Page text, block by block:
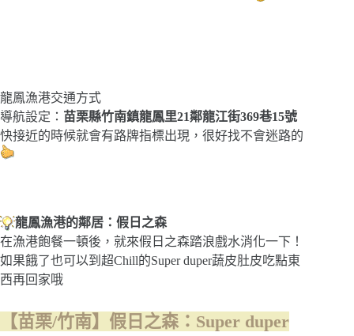
龍鳳漁港交通方式
導航設定： 苗栗縣竹南鎮龍鳳里21鄰龍江街369巷15號
快接近的時候就會有路牌指標出現，很好找不會迷路的
龍鳳漁港的鄰居：假日之森
在漁港飽餐一頓後，就來假日之森踏浪戲水消化一下！
如果餓了也可以到超Chill的Super duper蔬皮肚皮吃點東
西再回家哦
【苗栗/竹南】假日之森：Super duper